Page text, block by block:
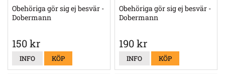
Obehöriga gör sig ej besvär -
Dobermann
150 kr
INFO KÖP
Obehöriga gör sig ej besvär -
Dobermann
190 kr
INFO KÖP